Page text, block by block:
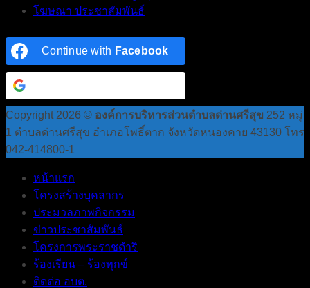
โฆษณา ประชาสัมพันธ์
Continue with Facebook
Copyright 2026 © องค์การบริหารส่วนตำบลด่านศรีสุข 252 หมู่
1 ตำบลด่านศรีสุข อำเภอโพธิ์ตาก จังหวัดหนองคาย 43130 โทร
042-414800-1
หน้าแรก
โครงสร้างบุคลากร
ประมวลภาพกิจกรรม
ข่าวประชาสัมพันธ์
โครงการพระราชดำริ
ร้องเรียน – ร้องทุกข์
ติดต่อ อบต.